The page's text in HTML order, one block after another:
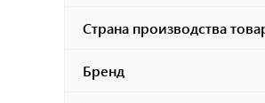
Страна производства
Бренд